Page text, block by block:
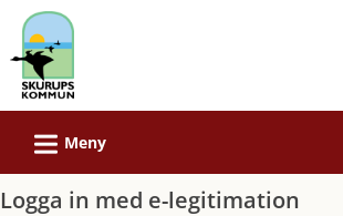
Välkommen
till
tjänster
Skurups
kommun
L Meny
Logga in med e-legitimation